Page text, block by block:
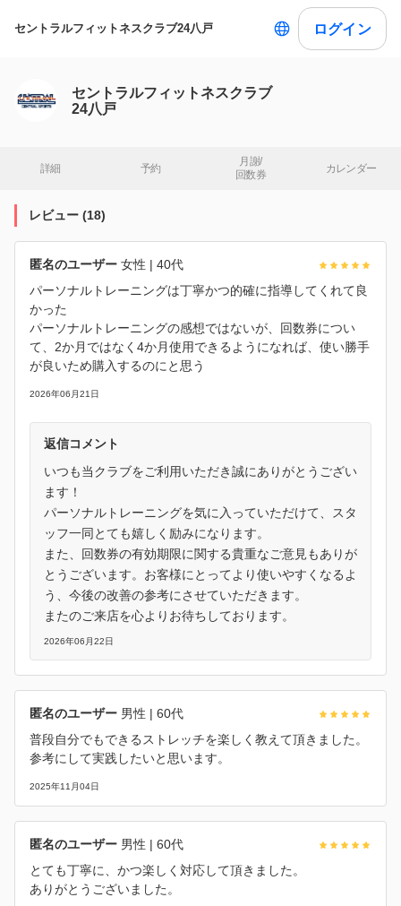
セントラルフィットネスクラブ24八戸 ログイン
セントラルフィットネスクラブ
24八戸
詳細 予約
月謝/
回数券
カレンダー
レビュー (18)
匿名のユーザー 女性 | 40代
パーソナルトレーニングは丁寧かつ的確に指導してくれて良
かった
パーソナルトレーニングの感想ではないが、回数券につい
て、2か月ではなく4か月使用できるようになれば、使い勝手
が良いため購入するのにと思う
2026年06月21日
返信コメント
いつも当クラブをご利用いただき誠にありがとうござい
ます！
パーソナルトレーニングを気に入っていただけて、スタ
ッフ一同とても嬉しく励みになります。
また、回数券の有効期限に関する貴重なご意見もありが
とうございます。お客様にとってより使いやすくなるよ
う、今後の改善の参考にさせていただきます。
またのご来店を心よりお待ちしております。
2026年06月22日
匿名のユーザー 男性 | 60代
普段自分でもできるストレッチを楽しく教えて頂きました。
参考にして実践したいと思います。
2025年11月04日
匿名のユーザー 男性 | 60代
とても丁寧に、かつ楽しく対応して頂きました。
ありがとうございました。